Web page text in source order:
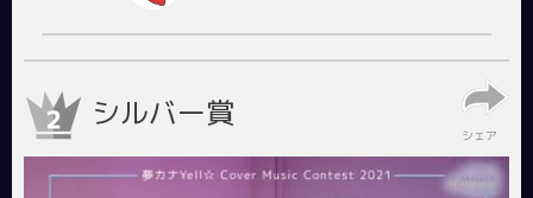
シルバー賞
シェア